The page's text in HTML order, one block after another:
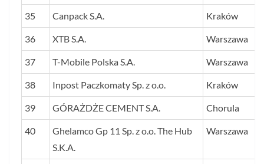
35 Canpack S.A. Kraków
36 XTB S.A. Warszawa
37 T-Mobile Polska S.A. Warszawa
38 Inpost Paczkomaty Sp. z o.o. Kraków
39 GÓRAŻDŻE CEMENT S.A. Chorula
40
Ghelamco Gp 11 Sp. z o.o. The Hub
S.K.A.
Warszawa